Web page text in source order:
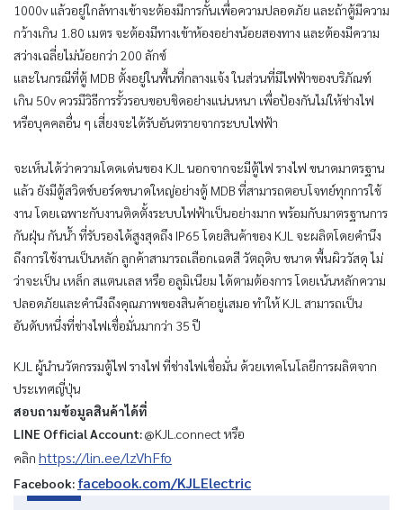
1000v แล้วอยู่ใกล้ทางเข้าจะต้องมีการกั้นเพื่อความปลอดภัย และถ้าตู้มีความ
กว้างเกิน 1.80 เมตร จะต้องมีทางเข้าห้องอย่างน้อยสองทาง และต้องมีความ
สว่างเฉลี่ยไม่น้อยกว่า 200 ลักซ์
และในกรณีที่ตู้ MDB ตั้งอยู่ในพื้นที่กลางแจ้ง ในส่วนที่มีไฟฟ้าของบริภัณฑ์
เกิน 50v ควรมีวิธีการรั้วรอบขอบชิดอย่างแน่นหนา เพื่อป้องกันไม่ให้ช่างไฟ
หรือบุคคลอื่น ๆ เสี่ยงจะได้รับอันตรายจากระบบไฟฟ้า
จะเห็นได้ว่าความโดดเด่นของ KJL นอกจากจะมีตู้ไฟ รางไฟ ขนาดมาตรฐาน
แล้ว ยังมีตู้สวิตช์บอร์ดขนาดใหญ่อย่างตู้ MDB ที่สามารถตอบโจทย์ทุกการใช้
งาน โดยเฉพาะกับงานติดตั้งระบบไฟฟ้าเป็นอย่างมาก พร้อมกับมาตรฐานการ
กันฝุ่น กันน้ำ ที่รับรองได้สูงสุดถึง IP65 โดยสินค้าของ KJL จะผลิตโดยคำนึง
ถึงการใช้งานเป็นหลัก ลูกค้าสามารถเลือกเฉดสี วัตถุดิบ ขนาด พื้นผิววัสดุ ไม่
ว่าจะเป็น เหล็ก สแตนเลส หรือ อลูมิเนียม ได้ตามต้องการ โดยเน้นหลักความ
ปลอดภัยและคำนึงถึงคุณภาพของสินค้าอยู่เสมอ ทำให้ KJL สามารถเป็น
อันดับหนึ่งที่ช่างไฟเชื่อมั่นมากว่า 35 ปี
KJL ผู้นำนวัตกรรมตู้ไฟ รางไฟ ที่ช่างไฟเชื่อมั่น ด้วยเทคโนโลยีการผลิตจาก
ประเทศญี่ปุ่น
สอบถามข้อมูลสินค้าได้ที่
LINE Official Account:@KJL.connect หรือ
คลิก https://lin.ee/lzVhFfo
Facebook: facebook.com/KJLElectric